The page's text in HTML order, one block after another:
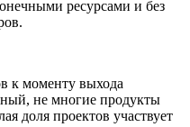
ресурсами и без
к моменту выхода
не многие продукты
доля проектов участвует